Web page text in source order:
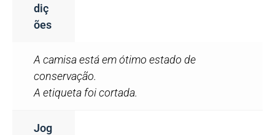
Diç
Ões
A camisa está em ótimo estado de
conservação.
A etiqueta foi cortada.
Jog